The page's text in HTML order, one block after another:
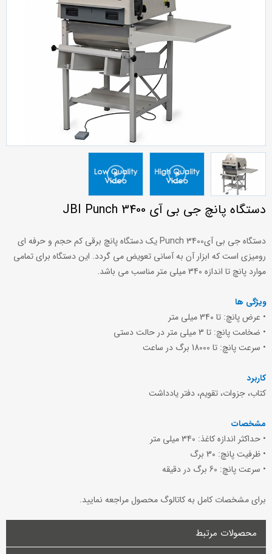
دستگاه پانچ جی بی آی JBI Punch 3400
دستگاه جی بی آیPunch 3400 یک دستگاه پانچ برقی کم حجم و حرفه ای
رومیزی است که ابزار آن به آسانی تعویض می گردد. این دستگاه برای تمامی
موارد پانچ تا اندازه 340 میلی متر مناسب می باشد.
ویژگی ها
• عرض پانچ: تا 340 میلی متر
• ضخامت پانچ: تا 3 میلی متر در حالت دستی
• سرعت پانچ: تا 18000 برگ در ساعت
کاربرد
کتاب، جزوات، تقویم، دفتر یادداشت
مشخصات
• حداکثر اندازه کاغذ: 340 میلی متر
• ظرفیت پانچ: 30 برگ
• سرعت پانچ: 60 برگ در دقیقه
برای مشخصات کامل به کاتالوگ محصول مراجعه نمایید.
محصولات مرتبط